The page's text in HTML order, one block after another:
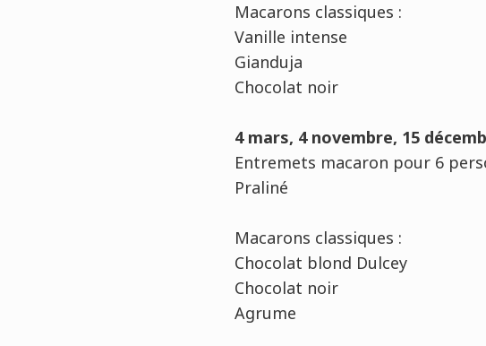
Macarons classiques :
Vanille intense
Gianduja
Chocolat noir
4 mars, 4 novembre, 15
Entremets macaron pour 6
Praliné
Macarons classiques :
Chocolat blond Dulcey
Chocolat noir
Agrume